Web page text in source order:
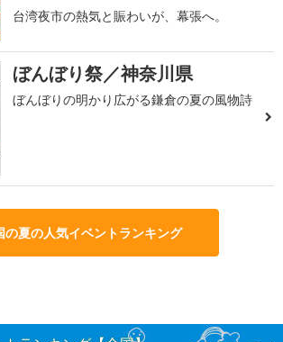
台湾夜市の熱気と賑わいが、幕張へ。
ぼんぼり祭／神奈川県
ぼんぼりの明かり広がる鎌倉の夏の風物詩
の夏の人気イベントランキング